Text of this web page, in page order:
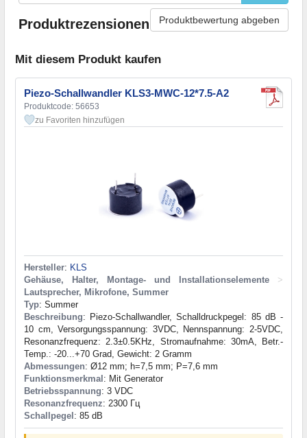
Produktrezensionen Produktbewertung abgeben
Mit diesem Produkt kaufen
Piezo-Schallwandler KLS3-MWC-12*7.5-A2
Produktcode: 56653
zu Favoriten hinzufügen
Hersteller: KLS
Gehäuse, Halter, Montage- und Installationselemente
>
Lautsprecher, Mikrofone, Summer
Typ: Summer
Beschreibung: Piezo-Schallwandler, Schalldruckpegel: 85 dB -
10 cm, Versorgungsspannung: 3VDC, Nennspannung: 2-5VDC,
Resonanzfrequenz: 2.3±0.5KHz, Stromaufnahme: 30mA, Betr.-
Temp.: -20...+70 Grad, Gewicht: 2 Gramm
Abmessungen: Ø12 mm; h=7,5 mm; P=7,6 mm
Funktionsmerkmal : Mit Generator
Betriebsspannung: 3 VDC
Resonanzfrequenz: 2300 Гц
Schallpegel : 85 dB